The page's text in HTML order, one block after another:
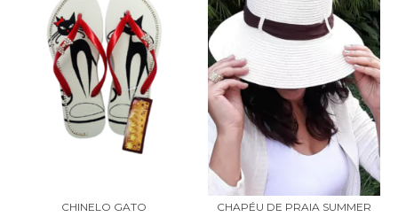
CHINELO GATO CHAPÉU DE PRAIA SUMMER